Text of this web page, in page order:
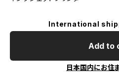
International
Add to
日本国内にお住